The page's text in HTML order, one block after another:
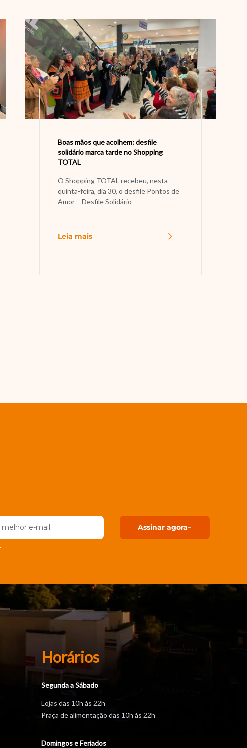
Boas mãos que acolhem: desfile
solidário marca tarde no Shopping
TOTAL
O Shopping TOTAL recebeu, nesta
quinta-feira, dia 30, o desfile Pontos de
Amor – Desfile Solidário
Leia mais
Assinar agora
Horários
Segunda a Sábado
Lojas das 10h às 22h
Praça de alimentação das 10h às 22h
Domingos e Feriados